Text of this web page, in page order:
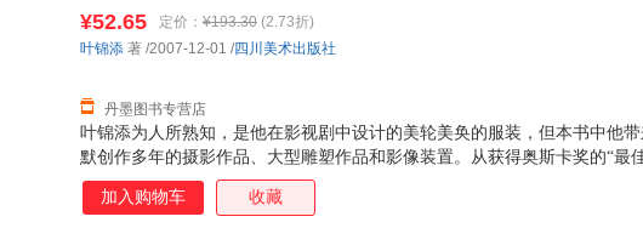
叶锦添为人所熟知，是他在影视剧中设计的美轮美奂的服装，但本书中他
默创作多年的摄影作品、大型雕塑作品和影像装置。从获得奥斯卡奖的“最
展艺术家，叶锦添完成的“转型”在大众眼里不免令人惊讶，但是在他自己看
¥52.65 定价： ¥193.30 (2.73折)
丹墨图书专营店
叶锦添 著 /2007-12-01 /四川美术出版社
加入购物车 收藏